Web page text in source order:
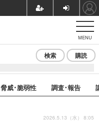
MENU
検索 購読
脅威･脆弱性 調査･報告
2026.5.13（水） 8:05